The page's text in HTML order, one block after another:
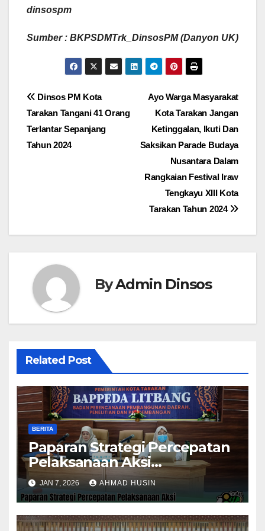
dinsospm
Sumber : BKPSDMTrk_DinsosPM (Danyon UK)
Navigasi
pos
Ayo Warga Masyarakat
Kota Tarakan Jangan
Ketinggalan, Ikuti Dan
Saksikan Parade Budaya
Nusantara Dalam
Rangkaian Festival Iraw
Tengkayu XIII Kota
Tarakan Tahun 2024
Dinsos PM Kota
Tarakan Tangani 41 Orang
Terlantar Sepanjang
Tahun 2024
ByAdmin Dinsos
Related Post
BERITA
Paparan Strategi Percepatan
Pelaksanaan Aksi
Konvergensi Penurunan
Stunting 2025
JAN 7, 2026 AHMAD HUSIN